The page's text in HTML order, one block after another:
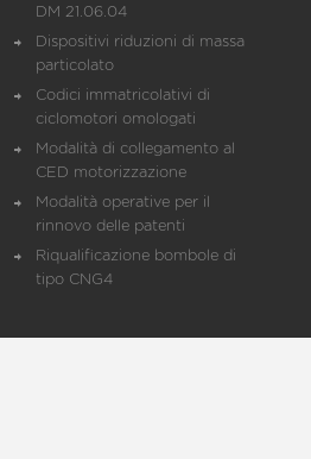
DM 21.06.04
Dispositivi riduzioni di massa
particolato
Codici immatricolativi di
ciclomotori omologati
Modalità di collegamento al
CED motorizzazione
Modalità operative per il
rinnovo delle patenti
Riqualificazione bombole di
tipo CNG4